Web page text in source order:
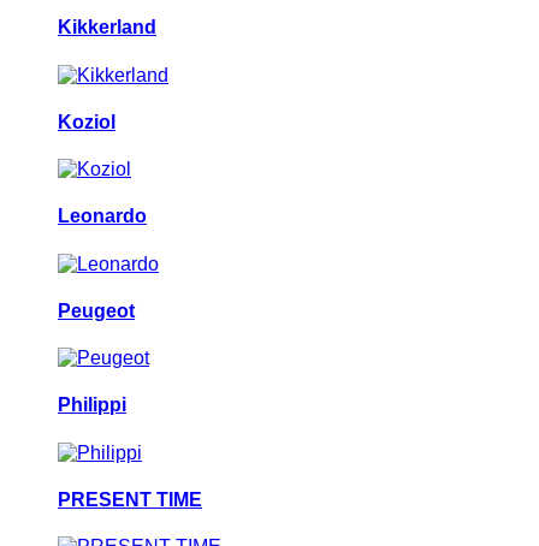
Kikkerland
Koziol
Leonardo
Peugeot
Philippi
PRESENT TIME